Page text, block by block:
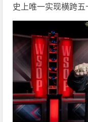
史上唯一实现横跨五